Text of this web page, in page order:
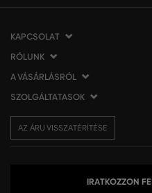
KAPCSOLAT
VERMONT Services Slovakia s. r. o.
Vlčie hrdlo 53
tel.: 06 1 901 1901
info@eshopgant.hu
RÓLUNK
Cégünkről
Elérhetőség
Affiliate
A VÁSÁRLÁSRÓL
A vásárlás menete
Az áru visszatérítése/visszáru
Személyes adatok kezelése
SZOLGÁLTATASOK
Szállítás és fizetés
Ajándékutalványok
AZ ÁRU VISSZATÉRÍTÉSE
IRATKOZZON